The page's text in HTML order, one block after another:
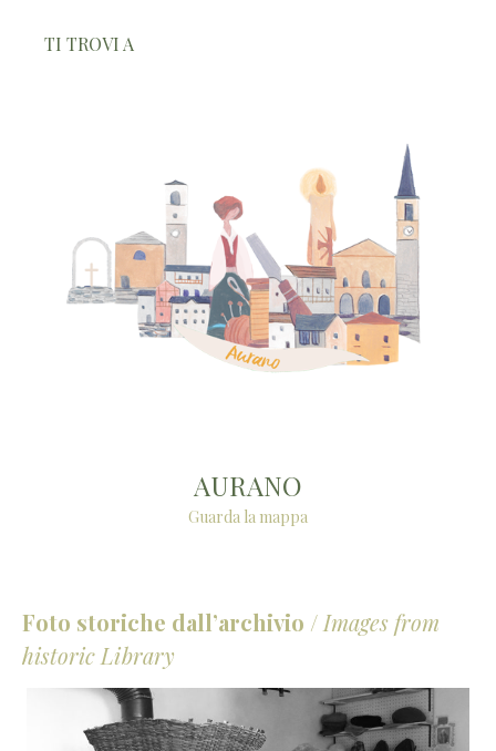
TI TROVI A
AURANO
Guarda la mappa
Foto storiche dall’archivio / Images from
historic Library